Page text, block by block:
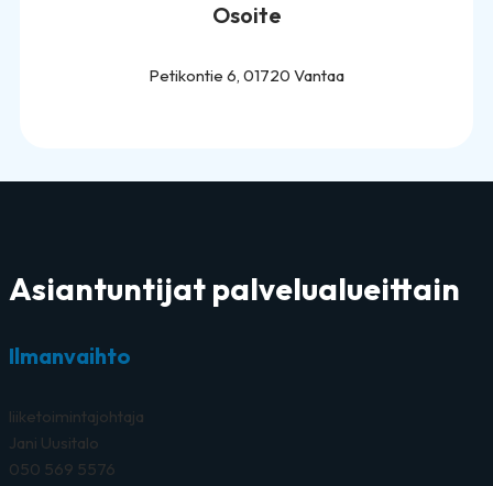
Osoite
Petikontie 6, 01720 Vantaa
Asiantuntijat palvelualueittain
Ilmanvaihto
liiketoimintajohtaja
Jani Uusitalo
050 569 5576